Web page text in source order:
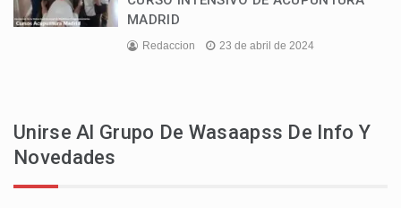
MADRID
Redaccion 23 de abril de 2024
Unirse Al Grupo De Wasaapss De Info Y
Novedades